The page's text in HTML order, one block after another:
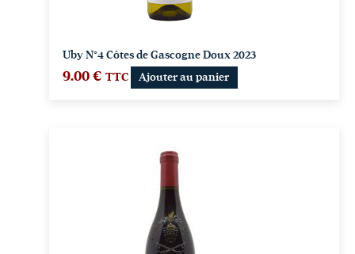
Uby N°4 Côtes de Gascogne Doux 2023
9.00 € TTC Ajouter au panier